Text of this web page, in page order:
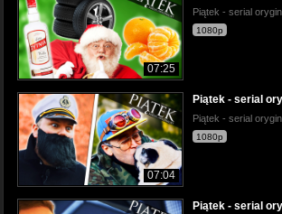
07:25
Piątek - serial
1080p
07:04
Piątek - serial
Piątek - serial
1080p
Piątek - serial